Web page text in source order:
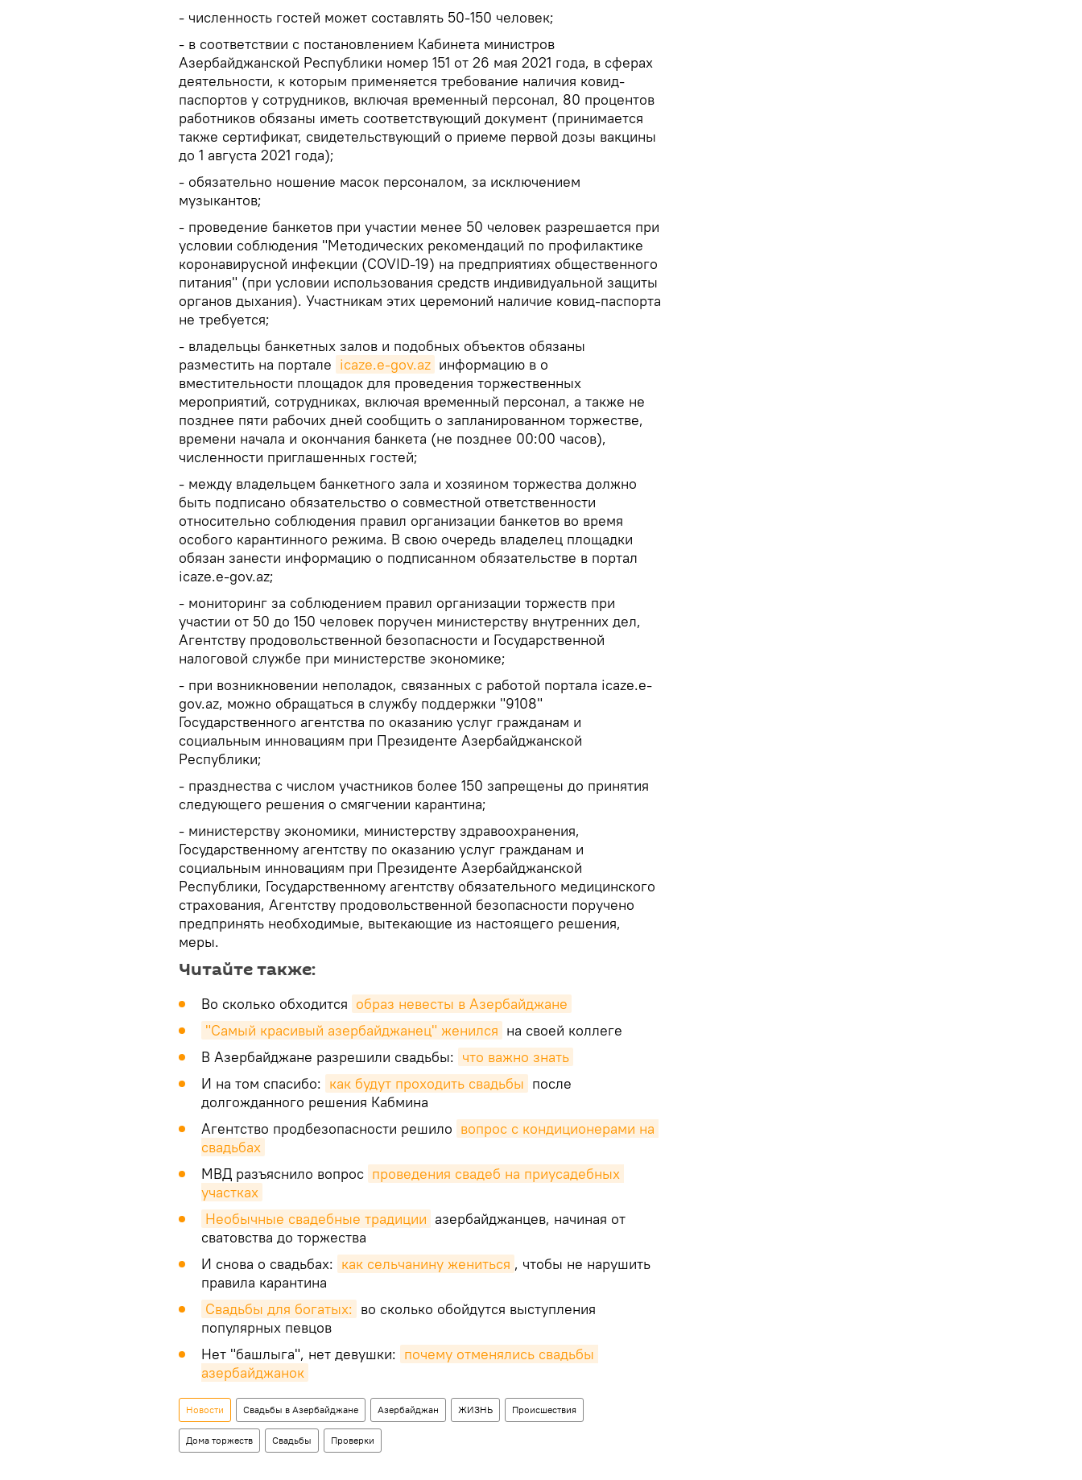
- численность гостей может составлять 50-150 человек;
- в соответствии с постановлением Кабинета министров
Азербайджанской Республики номер 151 от 26 мая 2021 года, в сферах
деятельности, к которым применяется требование наличия ковид-
паспортов у сотрудников, включая временный персонал, 80 процентов
работников обязаны иметь соответствующий документ (принимается
также сертификат, свидетельствующий о приеме первой дозы вакцины
до 1 августа 2021 года);
- обязательно ношение масок персоналом, за исключением
музыкантов;
- проведение банкетов при участии менее 50 человек разрешается при
условии соблюдения "Методических рекомендаций по профилактике
коронавирусной инфекции (COVID-19) на предприятиях общественного
питания" (при условии использования средств индивидуальной защиты
органов дыхания). Участникам этих церемоний наличие ковид-паспорта
не требуется;
- владельцы банкетных залов и подобных объектов обязаны
разместить на портале icaze.e-gov.az информацию в о
вместительности площадок для проведения торжественных
мероприятий, сотрудниках, включая временный персонал, а также не
позднее пяти рабочих дней сообщить о запланированном торжестве,
времени начала и окончания банкета (не позднее 00:00 часов),
численности приглашенных гостей;
- между владельцем банкетного зала и хозяином торжества должно
быть подписано обязательство о совместной ответственности
относительно соблюдения правил организации банкетов во время
особого карантинного режима. В свою очередь владелец площадки
обязан занести информацию о подписанном обязательстве в портал
icaze.e-gov.az;
- мониторинг за соблюдением правил организации торжеств при
участии от 50 до 150 человек поручен министерству внутренних дел,
Агентству продовольственной безопасности и Государственной
налоговой службе при министерстве экономике;
- при возникновении неполадок, связанных с работой портала icaze.e-
gov.az, можно обращаться в службу поддержки "9108"
Государственного агентства по оказанию услуг гражданам и
социальным инновациям при Президенте Азербайджанской
Республики;
- празднества с числом участников более 150 запрещены до принятия
следующего решения о смягчении карантина;
- министерству экономики, министерству здравоохранения,
Государственному агентству по оказанию услуг гражданам и
социальным инновациям при Президенте Азербайджанской
Республики, Государственному агентству обязательного медицинского
страхования, Агентству продовольственной безопасности поручено
предпринять необходимые, вытекающие из настоящего решения,
меры.
Читайте также:
Во сколько обходится образ невесты в Азербайджане
"Самый красивый азербайджанец" женился на своей коллеге
В Азербайджане разрешили свадьбы: что важно знать
И на том спасибо: как будут проходить свадьбы после
долгожданного решения Кабмина
Агентство продбезопасности решило вопрос с кондиционерами на
свадьбах
МВД разъяснило вопрос проведения свадеб на приусадебных
участках
Необычные свадебные традиции азербайджанцев, начиная от
сватовства до торжества
И снова о свадьбах: как сельчанину жениться , чтобы не нарушить
правила карантина
Свадьбы для богатых: во сколько обойдутся выступления
популярных певцов
Нет "башлыга", нет девушки: почему отменялись свадьбы
азербайджанок
Новости Свадьбы в Азербайджане Азербайджан ЖИЗНЬ Происшествия
Дома торжеств Свадьбы Проверки